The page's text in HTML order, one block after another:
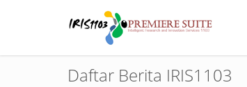
Daftar Berita IRIS1103